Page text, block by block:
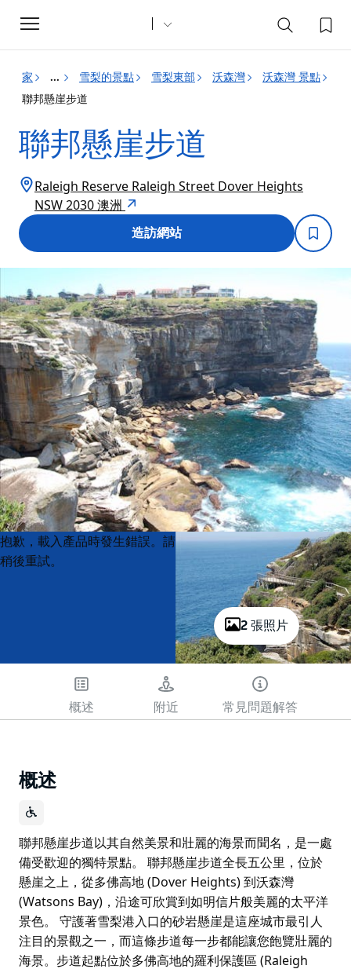
Toggle
navigation
家 ... 雪梨的景點 雪梨東部 沃森灣
沃森灣 景點
聯邦懸崖步道
聯邦懸崖步道
Raleigh Reserve Raleigh Street Dover Heights
NSW 2030 澳洲
造訪網站
2 張照片
Product
List
Product
List
抱歉，載入產品時發生錯誤。請
稍後重試。
概述 附近 常見問題解答
概述
聯邦懸崖步道以其自然美景和壯麗的海景而聞名，是一處
備受歡迎的獨特景點。 聯邦懸崖步道全長五公里，位於
懸崖之上，從多佛高地 (Dover Heights) 到沃森灣
(Watsons Bay)，沿途可欣賞到如明信片般美麗的太平洋
景色。 守護著雪梨港入口的砂岩懸崖是這座城市最引人
注目的景觀之一，而這條步道每一步都能讓您飽覽壯麗的
海景。步道起點位於多佛高地的羅利保護區 (Raleigh